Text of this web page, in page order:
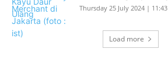
Thursday 25 July 2024 | 11:43
Load more